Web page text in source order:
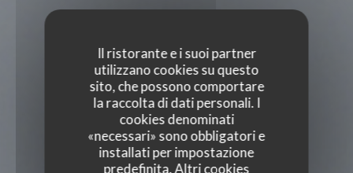
Il ristorante e i suoi partner
utilizzano cookies su questo
sito, che possono comportare
la raccolta di dati personali. I
cookies denominati
«necessari» sono obbligatori e
installati per impostazione
predefinita. Altri cookies